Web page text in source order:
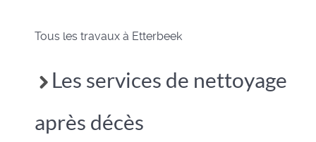
Tous les travaux à Etterbeek
Les services de nettoyage
après décès